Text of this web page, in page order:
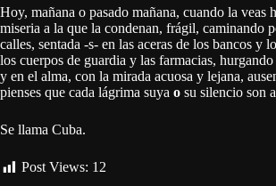
Hoy, mañana o pasado mañana, cuando la veas
miseria a la que la condenan, frágil, caminando
calles, sentada -s- en las aceras de los bancos y
los cuerpos de guardia y las farmacias, hurgando
y en el alma, con la mirada acuosa y lejana,
pienses que cada lágrima suya o su silencio son
Se llama Cuba.
Post Views: 12